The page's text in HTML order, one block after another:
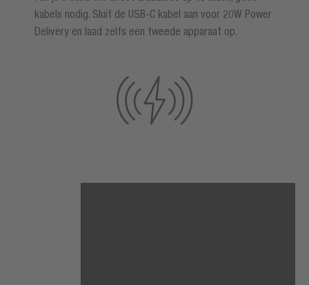
kabels nodig. Sluit de USB-C kabel aan voor 20W Power
Delivery en laad zelfs een tweede apparaat op.